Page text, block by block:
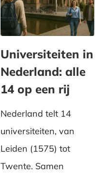
Universiteiten in
Nederland: alle
14 op een rij
Nederland telt 14
universiteiten, van
Leiden (1575) tot
Twente. Samen